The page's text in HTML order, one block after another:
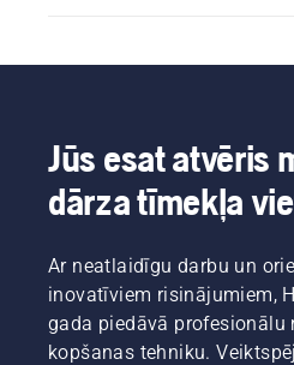
Jūs esat atvēris
dārza tīmekļa
Ar neatlaidīgu darbu un
inovatīviem risinājumiem,
gada piedāvā profesionālu
kopšanas tehniku.